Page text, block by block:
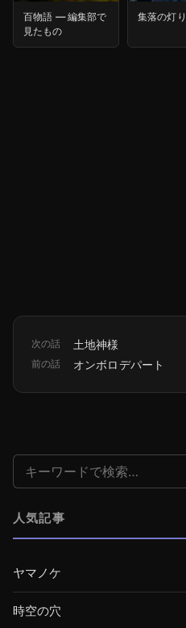
百物語 ― 編集部で
見たもの
集落の灯り
次の話 土地神様
前の話 オンボロデパート
検索:
人気記事
ヤマノケ
時空の穴